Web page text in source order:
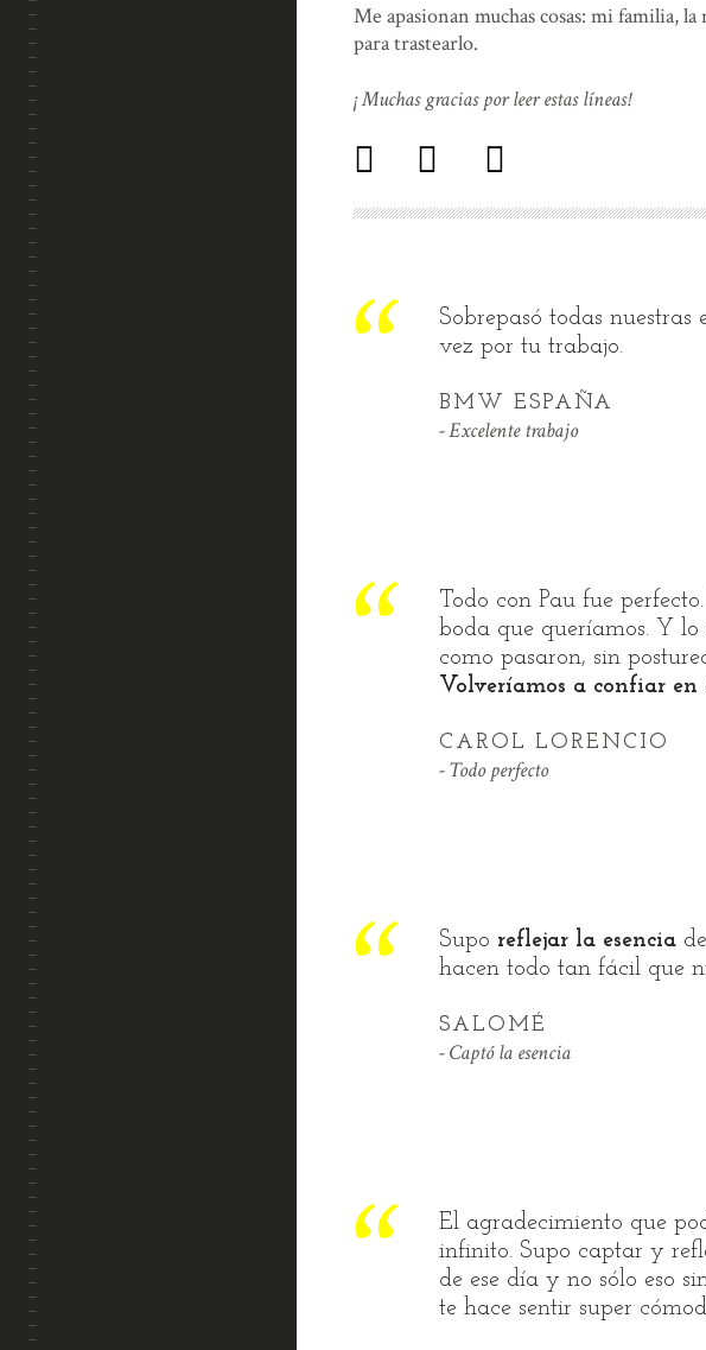
Me apasionan muchas cosas: mi familia,
para trastearlo.
¡ Muchas gracias por leer estas líneas!
Sobrepasó todas nuestras
vez por tu trabajo.
BMW ESPAÑA
Excelente trabajo
Todo con Pau fue
boda que queríamos. Y
como pasaron, sin
Volveríamos a confiar en
CAROL LORENCIO
Todo perfecto
Supo reflejar la esencia
hacen todo tan fácil que
SALOMÉ
Captó la esencia
El agradecimiento que
infinito. Supo captar y
de ese día y no sólo eso
te hace sentir super